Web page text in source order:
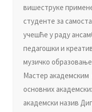
вишеструке
студенте за
учешће у раду
педагошки и
музичко
Мастер академским
основних
академски назив